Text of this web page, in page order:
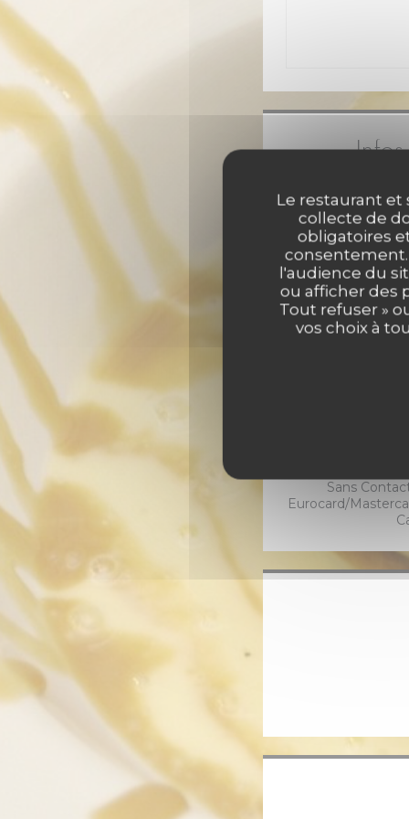
Le restaurant et
collecte de
obligatoires
consentement.
l'audience du
ou afficher des
Tout refuser »
vos choix à
Produits de
Produits frais,
Type
Sans
Eurocard/